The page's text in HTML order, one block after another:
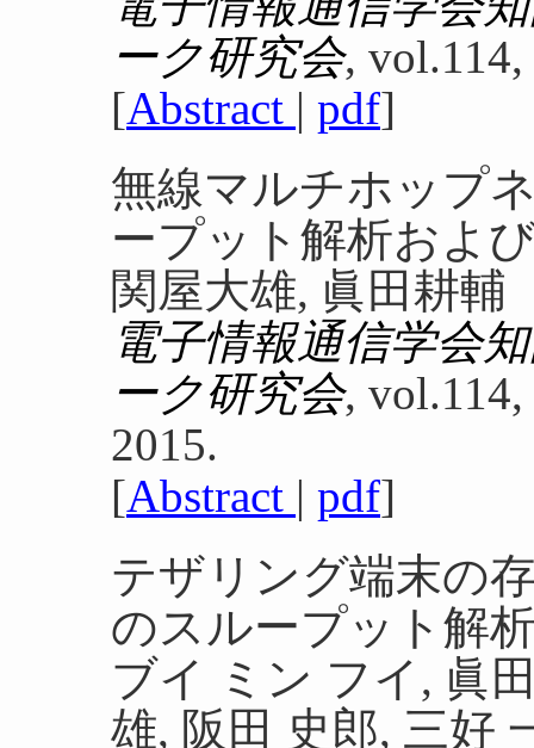
ーク研究会, vol.114,
[Abstract | pdf]
無線マルチホップ
ープット解析およ
関屋大雄, 眞田耕輔
電子情報通信学会
ーク研究会, vol.114,
2015.
[Abstract | pdf]
テザリング端末の
のスループット解
ブイ ミン フイ, 眞
雄, 阪田 史郎, 三